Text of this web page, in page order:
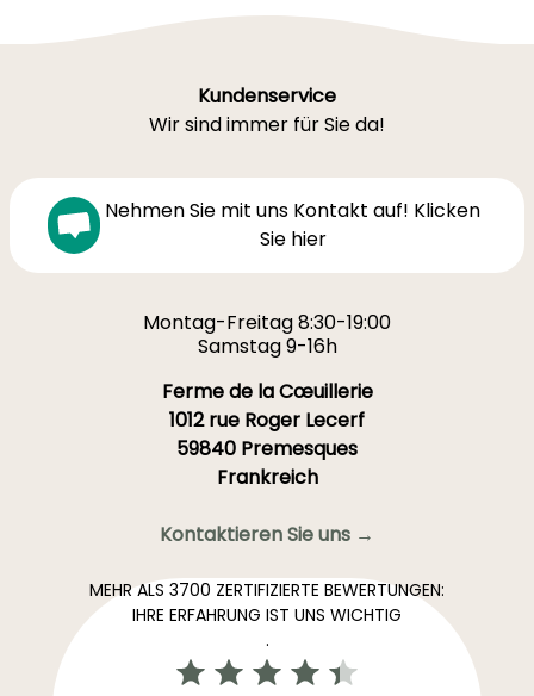
Kundenservice
Wir sind immer für Sie da!
Nehmen Sie mit uns Kontakt auf! Klicken
Sie hier
Montag-Freitag 8:30-19:00
Samstag 9-16h
Ferme de la Cœuillerie
1012 rue Roger Lecerf
59840 Premesques
Frankreich
Kontaktieren Sie uns →
MEHR ALS 3700 ZERTIFIZIERTE BEWERTUNGEN:
IHRE ERFAHRUNG IST UNS WICHTIG
.